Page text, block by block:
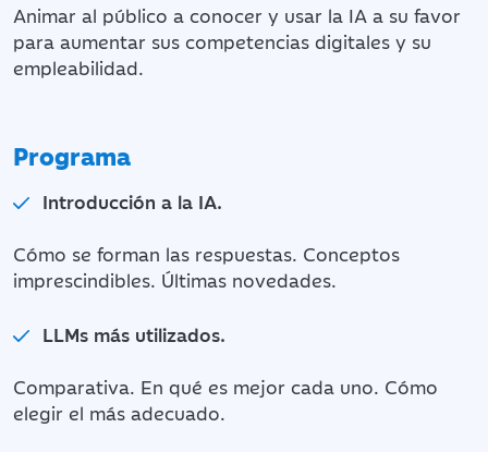
Animar al público a conocer y usar la IA a su favor
para aumentar sus competencias digitales y su
empleabilidad.
Programa
Introducción a la IA.
Cómo se forman las respuestas. Conceptos
imprescindibles. Últimas novedades.
LLMs más utilizados.
Comparativa. En qué es mejor cada uno. Cómo
elegir el más adecuado.